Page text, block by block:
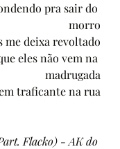
pra sair do
morro
me deixa revoltado
eles não vem na
madrugada
traficante na rua
Flacko) - AK do